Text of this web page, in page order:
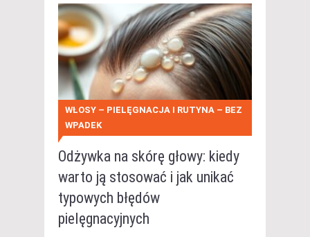
WŁOSY – PIELĘGNACJA I RUTYNA – BEZ
WPADEK
Odżywka na skórę głowy: kiedy
warto ją stosować i jak unikać
typowych błędów
pielęgnacyjnych